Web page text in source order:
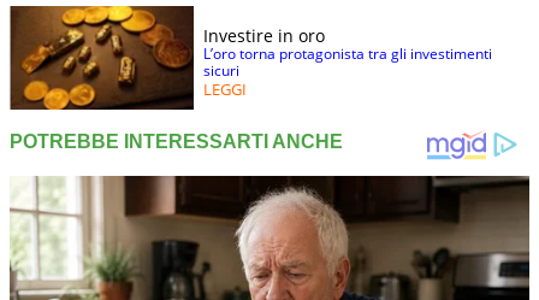
Investire in oro
L’oro torna protagonista tra gli investimenti
sicuri
LEGGI